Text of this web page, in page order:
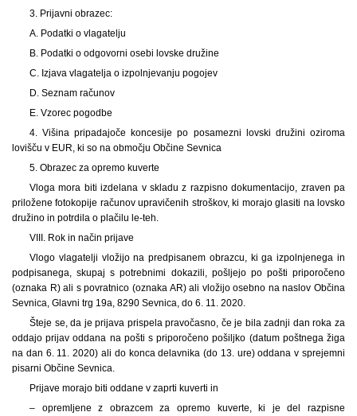
3. Prijavni obrazec:
A. Podatki o vlagatelju
B. Podatki o odgovorni osebi lovske družine
C. Izjava vlagatelja o izpolnjevanju pogojev
D. Seznam računov
E. Vzorec pogodbe
4. Višina pripadajoče koncesije po posamezni lovski družini oziroma
lovišču v EUR, ki so na območju Občine Sevnica
5. Obrazec za opremo kuverte
Vloga mora biti izdelana v skladu z razpisno dokumentacijo, zraven pa
priložene fotokopije računov upravičenih stroškov, ki morajo glasiti na lovsko
družino in potrdila o plačilu le-teh.
VIII. Rok in način prijave
Vlogo vlagatelji vložijo na predpisanem obrazcu, ki ga izpolnjenega in
podpisanega, skupaj s potrebnimi dokazili, pošljejo po pošti priporočeno
(oznaka R) ali s povratnico (oznaka AR) ali vložijo osebno na naslov Občina
Sevnica, Glavni trg 19a, 8290 Sevnica, do 6. 11. 2020.
Šteje se, da je prijava prispela pravočasno, če je bila zadnji dan roka za
oddajo prijav oddana na pošti s priporočeno pošiljko (datum poštnega žiga
na dan 6. 11. 2020) ali do konca delavnika (do 13. ure) oddana v sprejemni
pisarni Občine Sevnica.
Prijave morajo biti oddane v zaprti kuverti in
– opremljene z obrazcem za opremo kuverte, ki je del razpisne